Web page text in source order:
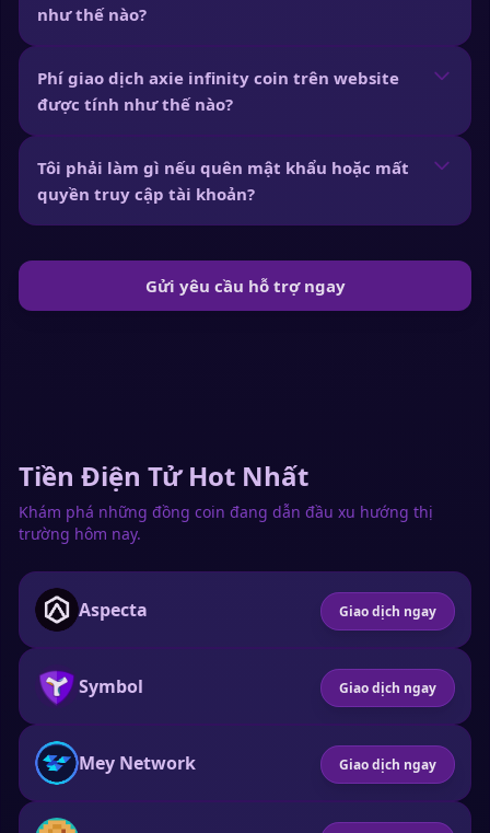
như thế nào?
Phí giao dịch axie infinity coin trên website
được tính như thế nào?
Tôi phải làm gì nếu quên mật khẩu hoặc mất
quyền truy cập tài khoản?
Gửi yêu cầu hỗ trợ ngay
Tiền Điện Tử Hot Nhất
Khám phá những đồng coin đang dẫn đầu xu hướng thị
trường hôm nay.
Aspecta Giao dịch ngay
Symbol Giao dịch ngay
Mey Network Giao dịch ngay